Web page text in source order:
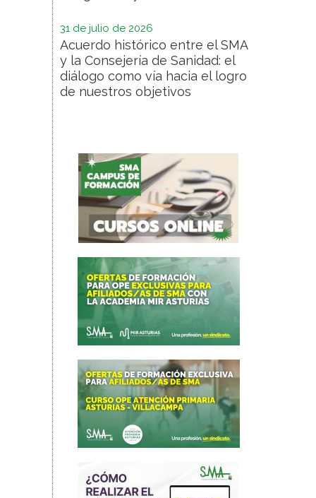
31 de julio de 2026
Acuerdo histórico entre el SMA
y la Consejería de Sanidad: el
diálogo como vía hacia el logro
de nuestros objetivos